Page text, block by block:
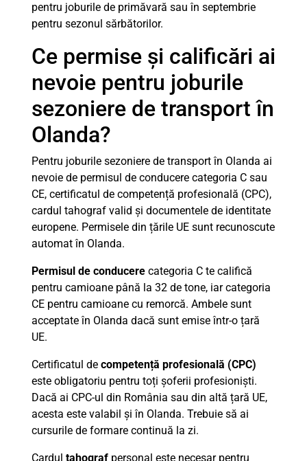
pentru joburile de primăvară sau în septembrie
pentru sezonul sărbătorilor.
Ce permise și calificări ai
nevoie pentru joburile
sezoniere de transport în
Olanda?
Pentru joburile sezoniere de transport în Olanda ai
nevoie de permisul de conducere categoria C sau
CE, certificatul de competență profesională (CPC),
cardul tahograf valid și documentele de identitate
europene. Permisele din țările UE sunt recunoscute
automat în Olanda.
Permisul de conducere categoria C te califică
pentru camioane până la 32 de tone, iar categoria
CE pentru camioane cu remorcă. Ambele sunt
acceptate în Olanda dacă sunt emise într-o țară
UE.
Certificatul de competență profesională (CPC)
este obligatoriu pentru toți șoferii profesioniști.
Dacă ai CPC-ul din România sau din altă țară UE,
acesta este valabil și în Olanda. Trebuie să ai
cursurile de formare continuă la zi.
Cardul tahograf personal este necesar pentru